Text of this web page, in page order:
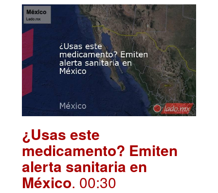
¿Usas este
medicamento? Emiten
alerta sanitaria en
México. 00:30